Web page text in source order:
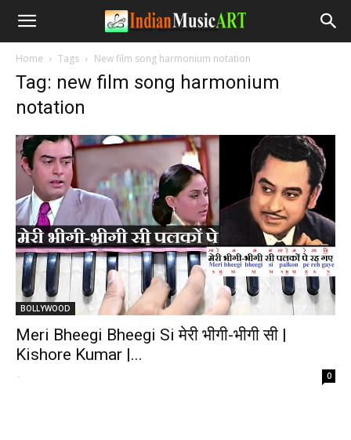
Home Tags New film song harmonium notation
Tag: new film song harmonium
notation
BOLLYWOOD
Meri Bheegi Bheegi Si मेरी भीगी-भीगी सी |
Kishore Kumar |...
- 0